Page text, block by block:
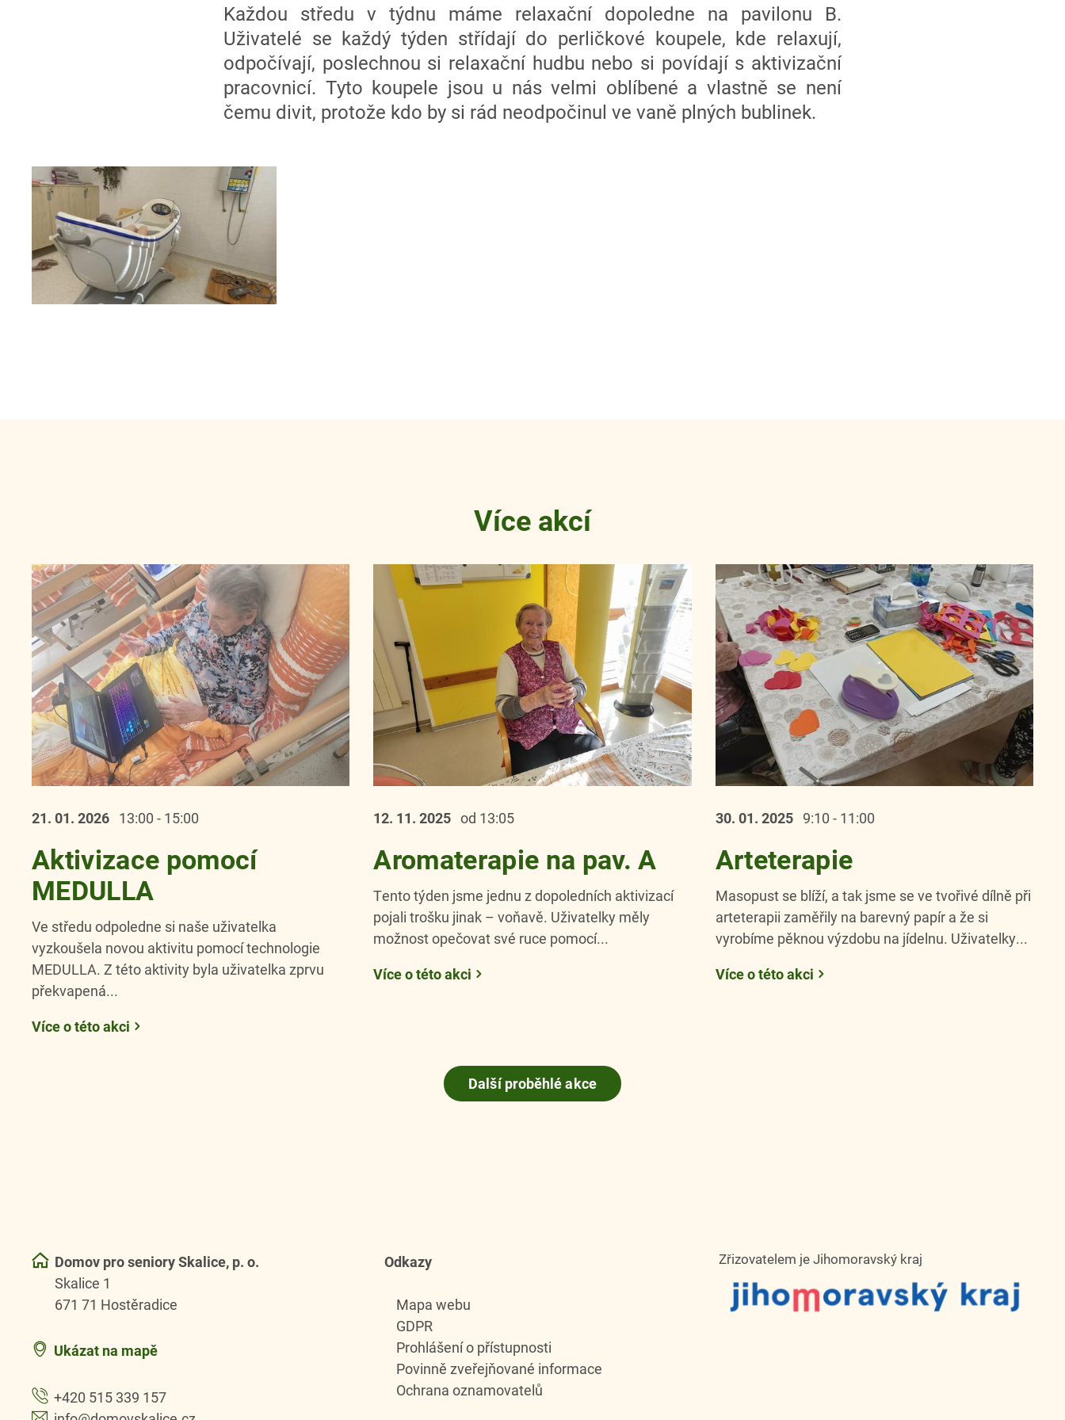
Každou středu v týdnu máme relaxační dopoledne na pavilonu B.
Uživatelé se každý týden střídají do perličkové koupele, kde relaxují,
odpočívají, poslechnou si relaxační hudbu nebo si povídají s aktivizační
pracovnicí. Tyto koupele jsou u nás velmi oblíbené a vlastně se není
čemu divit, protože kdo by si rád neodpočinul ve vaně plných bublinek.
Více akcí
21. 01. 2026 13:00 - 15:00
Aktivizace pomocí
MEDULLA
Ve středu odpoledne si naše uživatelka
vyzkoušela novou aktivitu pomocí technologie
MEDULLA. Z této aktivity byla uživatelka zprvu
překvapená...
Více o této akci
12. 11.2025 od 13:05
Aromaterapie na pav. A
Tento týden jsme jednu z dopoledních aktivizací
pojali trošku jinak – voňavě. Uživatelky měly
možnost opečovat své ruce pomocí...
Více o této akci
30. 01. 2025 9:10 - 11:00
Arteterapie
Masopust se blíží, a tak jsme se ve tvořivé dílně při
arteterapii zaměřily na barevný papír a že si
vyrobíme pěknou výzdobu na jídelnu. Uživatelky...
Více o této akci
Další proběhlé akce
Domov pro seniory Skalice, p. o.
Skalice 1
671 71 Hostěradice
Ukázat na mapě
+420 515 339 157
Odkazy
Mapa webu
GDPR
Prohlášení o přístupnosti
Povinně zveřejňované informace
Ochrana oznamovatelů
Zřizovatelem je Jihomoravský kraj